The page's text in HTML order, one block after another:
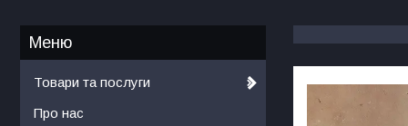
Товари та послуги
Про нас